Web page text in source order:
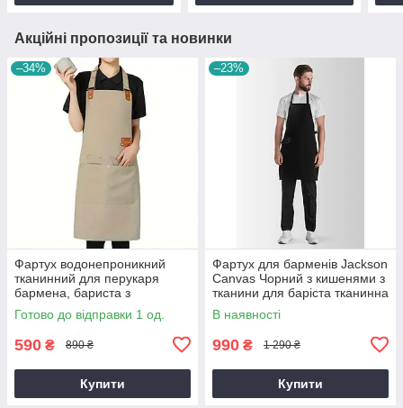
Акційні пропозиції та новинки
–34%
Фартух водонепроникний
тканинний для перукаря
бармена, бариста з
кишенями Бежевий розмір М
Готово до відправки 1 од.
590 ₴ 890 ₴
Купити
–23%
Фартух для барменів Jackson
Canvas Чорний з кишенями з
тканини для баріста тканинна
бавовна для офіціанта
В наявності
990 ₴ 1 290 ₴
Купити